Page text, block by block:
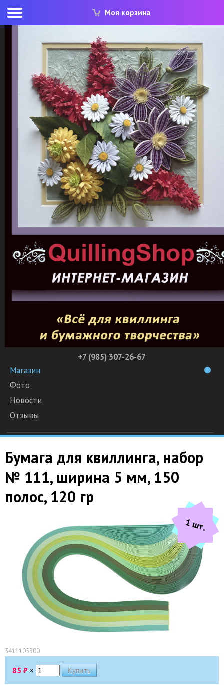
Моя корзина
+7 (985) 307-26-67
Магазин
Фото
Новости
Отзывы
Бумага для квиллинга, набор
№ 111, ширина 5 мм, 150
полос, 120 гр
1 шт.
3411105300
85 ₽ ×